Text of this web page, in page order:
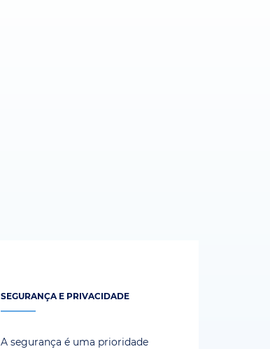
SEGURANÇA E PRIVACIDADE
A segurança é uma prioridade